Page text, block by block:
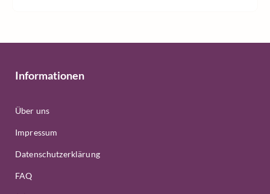
Informationen
Über uns
Impressum
Datenschutzerklärung
FAQ